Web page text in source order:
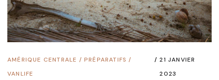
AMÉRIQUE CENTRALE /PRÉPARATIFS /
VANLIFE
21 JANVIER
2023